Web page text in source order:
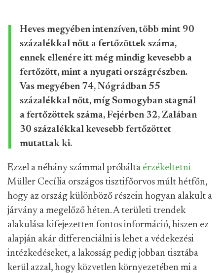
Heves megyében intenzíven, több mint 90
százalékkal nőtt a fertőzöttek száma,
ennek ellenére itt még mindig kevesebb a
fertőzött, mint a nyugati országrészben.
Vas megyében 74, Nógrádban 55
százalékkal nőtt, míg Somogyban stagnál
a fertőzöttek száma, Fejérben 32, Zalában
30 százalékkal kevesebb fertőzöttet
mutattak ki.
Ezzel a néhány számmal próbálta érzékeltetni
Müller Cecília országos tisztifőorvos múlt hétfőn,
hogy az ország különböző részein hogyan alakult a
járvány a megelőző héten. A területi trendek
alakulása kifejezetten fontos információ, hiszen ez
alapján akár differenciálni is lehet a védekezési
intézkedéseket, a lakosság pedig jobban tisztába
kerül azzal, hogy közvetlen környezetében mi a